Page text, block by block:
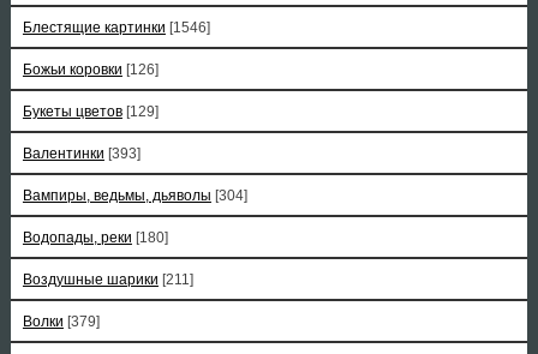
Блестящие картинки [1546]
Божьи коровки [126]
Букеты цветов [129]
Валентинки [393]
Вампиры, ведьмы, дьяволы [304]
Водопады, реки [180]
Воздушные шарики [211]
Волки [379]